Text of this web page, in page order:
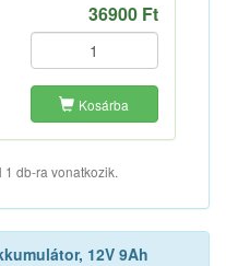
36900 Ft
Kosárba
1 db-ra vonatkozik.
12V 9Ah